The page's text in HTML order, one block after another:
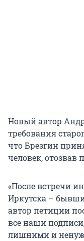
Новый автор
требования
что Брезгин
человек, отозвав
«После встречи
Иркутска –
автор петиции
все наши
лишними и